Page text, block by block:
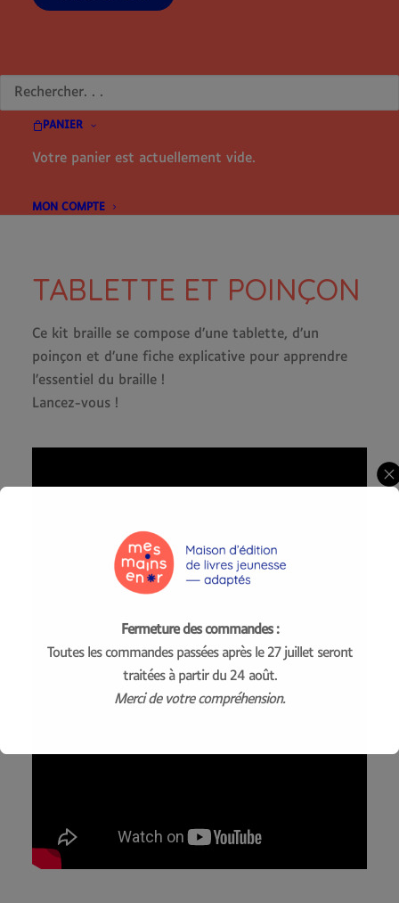
PANIER
Votre panier est actuellement vide.
MON COMPTE
DESCRIPTION
TABLETTE ET POINÇON
Ce kit braille se compose d’une tablette, d’un
poinçon et d’une fiche explicative pour apprendre
l’essentiel du braille !
Lancez-vous !
Fermeture des commandes :
Toutes les commandes passées après le 27 juillet seront
traitées à partir du 24 août.
Merci de votre compréhension.